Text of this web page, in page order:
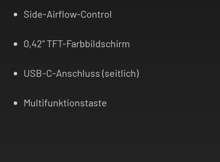
Side-Airflow-Control
0,42" TFT-Farbbildschirm
USB-C-Anschluss (seitlich)
Multifunktionstaste